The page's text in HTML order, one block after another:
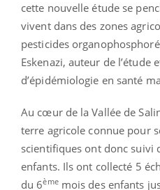
cette nouvelle étude se
vivent dans des zones
pesticides
Eskenazi, auteur de l’étude
d’épidémiologie en santé
Au cœur de la Vallée de
terre agricole connue pour
scientifiques ont donc suivi
enfants. Ils ont collecté 5
du 6èmemois des enfants